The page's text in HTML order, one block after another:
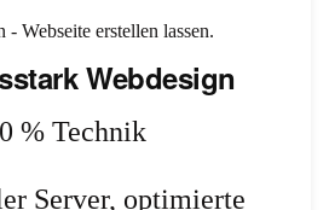
Webdesign
% Technik
Server, optimierte